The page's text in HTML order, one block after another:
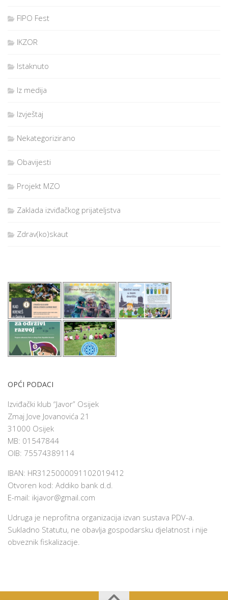
FIPO Fest
IKZOR
Istaknuto
Iz medija
Izvještaj
Nekategorizirano
Obavijesti
Projekt MZO
Zaklada izviđačkog prijateljstva
Zdrav(ko)skaut
OPĆI PODACI
Izviđački klub “Javor” Osijek
Zmaj Jove Jovanovića 21
31000 Osijek
MB: 01547844
OIB: 75574389114
IBAN: HR3125000091102019412
Otvoren kod: Addiko bank d.d.
E-mail: ikjavor@gmail.com
Udruga je neprofitna organizacija izvan sustava PDV-a.
Sukladno Statutu, ne obavlja gospodarsku djelatnost i nije
obveznik fiskalizacije.